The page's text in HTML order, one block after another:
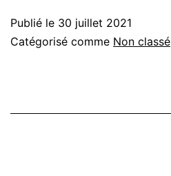
Publié le 30 juillet 2021
Catégorisé comme Non classé